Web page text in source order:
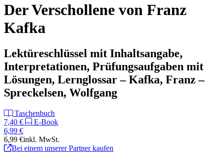
Der Verschollene von Franz
Kafka
Lektüreschlüssel mit Inhaltsangabe,
Interpretationen, Prüfungsaufgaben mit
Lösungen, Lernglossar – Kafka, Franz –
Spreckelsen, Wolfgang
Taschenbuch
7,40 €
E-Book
6,99 €
6,99 €inkl. MwSt.
Bei einem unserer Partner kaufen